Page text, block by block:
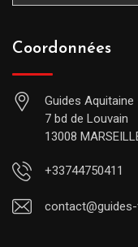
Coordonnées
Guides Aquitaine
7 bd de Louvain
13008
+33744750411